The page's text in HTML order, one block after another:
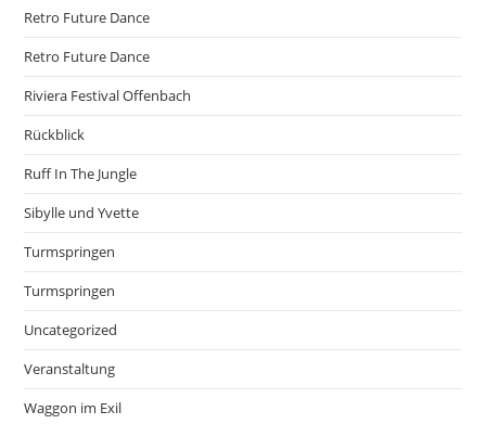
Retro Future Dance
Retro Future Dance
Riviera Festival Offenbach
Rückblick
Ruff In The Jungle
Sibylle und Yvette
Turmspringen
Turmspringen
Uncategorized
Veranstaltung
Waggon im Exil